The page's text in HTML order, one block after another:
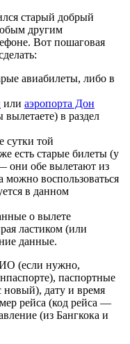
старый добрый
другим
Вот пошаговая
авиабилеты, либо в
или аэропорта Дон
в раздел
той
есть старые билеты (у
они обе вылетают из
воспользоваться
в данном
о вылете
ластиком (или
данные.
(если нужно,
паспортные
новый), дату и время
рейса (код рейса —
(из Бангкока и